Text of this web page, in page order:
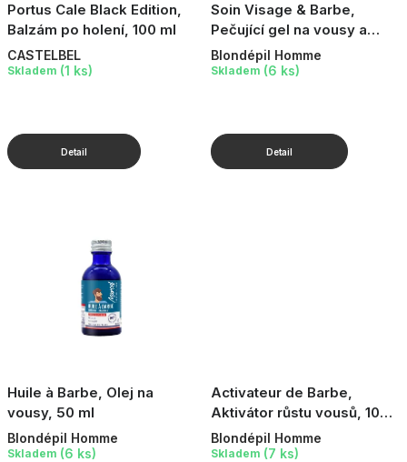
Portus Cale Black Edition,
Balzám po holení, 100 ml
CASTELBEL
Skladem (1 ks)
Soin Visage & Barbe,
Pečující gel na vousy a
pleť, 100 ml
Blondépil Homme
Skladem (6 ks)
Huile à Barbe, Olej na
vousy, 50 ml
Blondépil Homme
Skladem (6 ks)
Activateur de Barbe,
Aktivátor růstu vousů, 100
ml
Blondépil Homme
Skladem (7 ks)